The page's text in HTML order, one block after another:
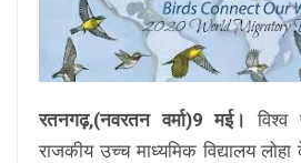
रतनगढ़,(नवरतन वर्मा)9 मई। विश्व
राजकीय उच्च माध्यमिक विद्यालय लोहा